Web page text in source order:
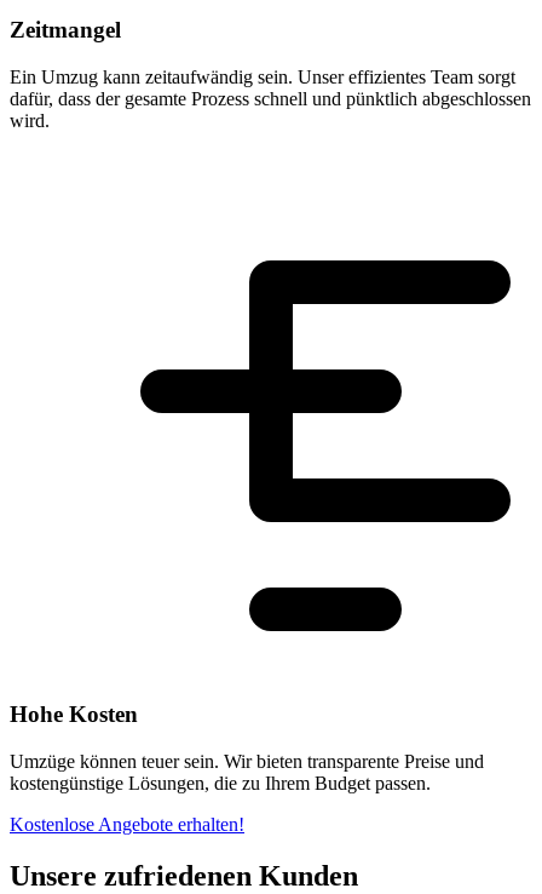
Zeitmangel
Ein Umzug kann zeitaufwändig sein. Unser effizientes Team sorgt
dafür, dass der gesamte Prozess schnell und pünktlich abgeschlossen
wird.
Hohe Kosten
Umzüge können teuer sein. Wir bieten transparente Preise und
kostengünstige Lösungen, die zu Ihrem Budget passen.
Kostenlose Angebote erhalten!
Unsere zufriedenen Kunden